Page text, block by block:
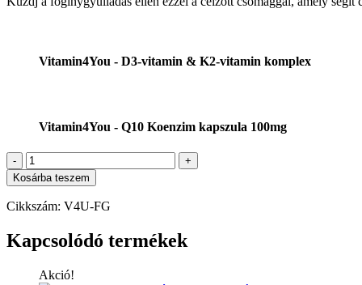
Vitamin4You - D3-vitamin & K2-vitamin komplex
Vitamin4You - Q10 Koenzim kapszula 100mg
Csontok
/
ízületek
(a
gyulladásos
állapotának
mennyiség
Kosárba teszem
Cikkszám: V4U-FG
Kapcsolódó termékek
Akció!